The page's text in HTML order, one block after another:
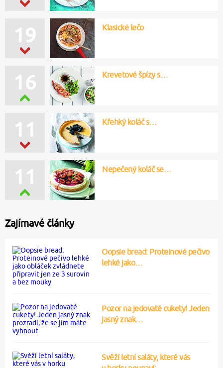
19 Klasické lečo
16 Krevetové špízy s…
11 Křehký koláč s…
11 Nepečený koláč se…
Zajímavé články
Oopsie bread: Proteinové pečivo
lehké jako…
Pozor na jedovaté cukety! Jeden
jasný znak…
Svěží letní saláty, které vás